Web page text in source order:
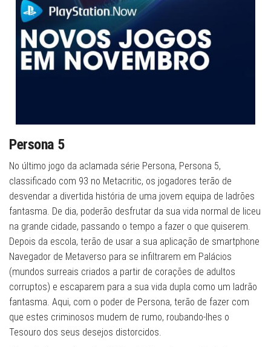
Persona 5
No último jogo da aclamada série Persona, Persona 5,
classificado com 93 no Metacritic, os jogadores terão de
desvendar a divertida história de uma jovem equipa de ladrões
fantasma. De dia, poderão desfrutar da sua vida normal de liceu
na grande cidade, passando o tempo a fazer o que quiserem.
Depois da escola, terão de usar a sua aplicação de smartphone
Navegador de Metaverso para se infiltrarem em Palácios
(mundos surreais criados a partir de corações de adultos
corruptos) e escaparem para a sua vida dupla como um ladrão
fantasma. Aqui, com o poder de Persona, terão de fazer com
que estes criminosos mudem de rumo, roubando-lhes o
Tesouro dos seus desejos distorcidos.